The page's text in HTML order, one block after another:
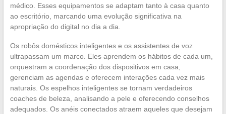
médico. Esses equipamentos se adaptam tanto à casa quanto
ao escritório, marcando uma evolução significativa na
apropriação do digital no dia a dia.
Os robôs domésticos inteligentes e os assistentes de voz
ultrapassam um marco. Eles aprendem os hábitos de cada um,
orquestram a coordenação dos dispositivos em casa,
gerenciam as agendas e oferecem interações cada vez mais
naturais. Os espelhos inteligentes se tornam verdadeiros
coaches de beleza, analisando a pele e oferecendo conselhos
adequados. Os anéis conectados atraem aqueles que desejam